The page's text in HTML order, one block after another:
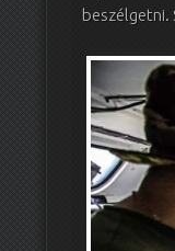
beszélgetni.